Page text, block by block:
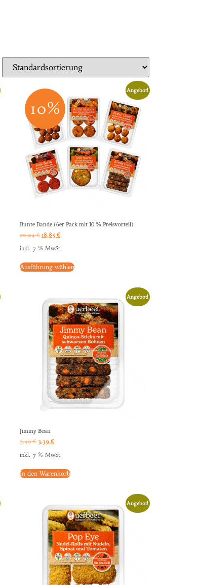
Angebot!
10%
Bunte Bande (6er Pack mit 10 % Preisvorteil)
20,94€ 18,85€
inkl. 7 % MwSt.
Ausführung wählen
Angebot!
Jimmy Bean
3,49€ 3,39€
inkl. 7 % MwSt.
In den Warenkorb
Angebot!